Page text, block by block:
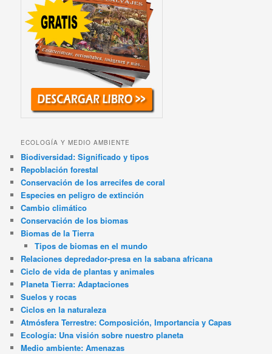
ECOLOGÍA Y MEDIO AMBIENTE
Biodiversidad: Significado y tipos
Repoblación forestal
Conservación de los arrecifes de coral
Especies en peligro de extinción
Cambio climático
Conservación de los biomas
Biomas de la Tierra
Tipos de biomas en el mundo
Relaciones depredador-presa en la sabana africana
Ciclo de vida de plantas y animales
Planeta Tierra: Adaptaciones
Suelos y rocas
Ciclos en la naturaleza
Atmósfera Terrestre: Composición, Importancia y Capas
Ecología: Una visión sobre nuestro planeta
Medio ambiente: Amenazas